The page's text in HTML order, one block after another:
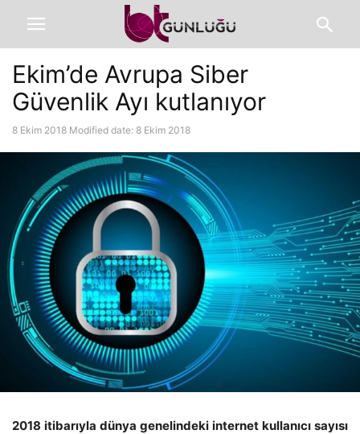
Ekim’de Avrupa Siber
Güvenlik Ayı kutlanıyor
8 Ekim 2018 Modified date: 8 Ekim 2018
2018 itibarıyla dünya genelindeki internet kullanıcı sayısı